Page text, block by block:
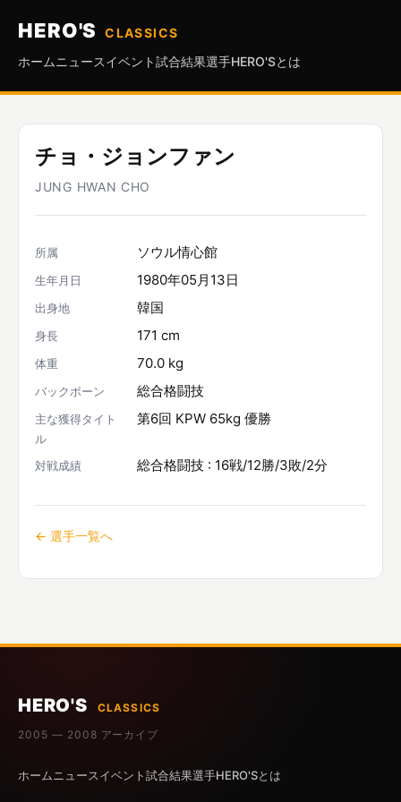
HERO'S
CLASSICS
ホーム ニュースイベント試合結果選手HERO'Sとは
チョ・ジョンファン
JUNG HWAN CHO
所属 ソウル情心館
生年月日 1980年05月13日
出身地 韓国
身長 171 cm
体重 70.0 kg
バックボーン 総合格闘技
主な獲得タイト
ル
第6回 KPW 65kg 優勝
対戦成績 総合格闘技 : 16戦/12勝/3敗/2分
← 選手一覧へ
HERO'S
CLASSICS
2005 — 2008 アーカイブ
ホームニュースイベント試合結果選手HERO'Sとは